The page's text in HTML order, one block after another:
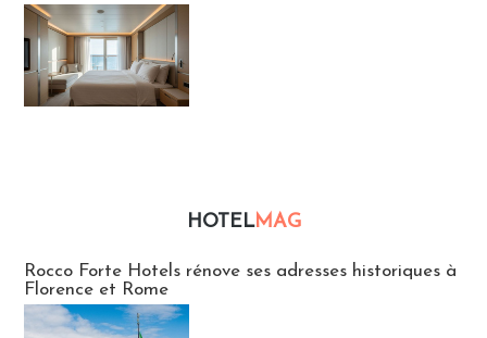
HOTELMAG
Rocco Forte Hotels rénove ses adresses historiques à
Florence et Rome